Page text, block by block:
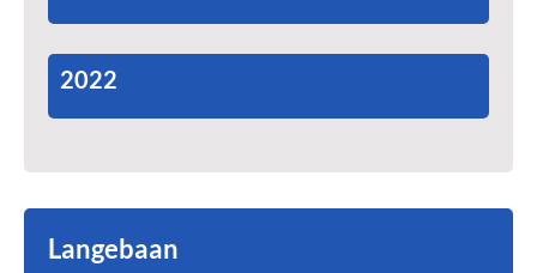
2022
Langebaan